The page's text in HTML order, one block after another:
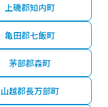
上磯郡知内町
亀田郡七飯町
茅部郡森町
山越郡長万部町